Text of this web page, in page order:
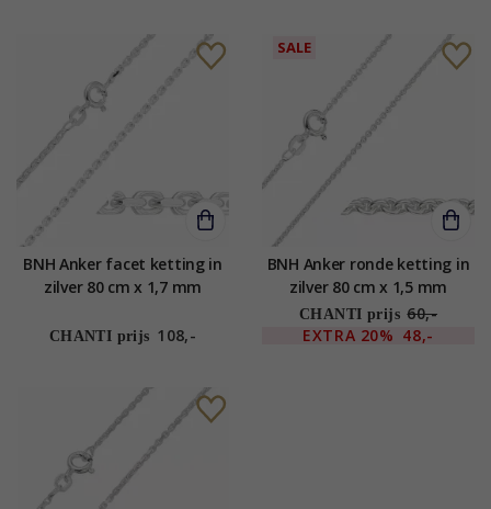
BNH Anker facet ketting in
zilver 80 cm x 1,7 mm
CHANTI prijs 108,-
SALE
BNH Anker ronde ketting in
zilver 80 cm x 1,5 mm
CHANTI prijs 60,-
EXTRA 20% 48,-